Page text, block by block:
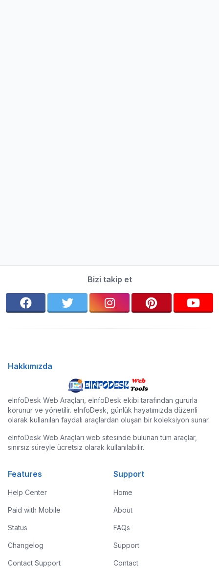
Bizi takip et
Hakkımızda
eInfoDesk Web Araçları, eInfoDesk ekibi tarafından gururla
korunur ve yönetilir. eInfoDesk, günlük hayatımızda düzenli
olarak kullanılan faydalı araçlardan oluşan bir koleksiyon sunar.
eInfoDesk Web Araçları web sitesinde bulunan tüm araçlar,
sınırsız süreyle ücretsiz olarak kullanılabilir.
Features
Help Center
Paid with Mobile
Status
Changelog
Contact Support
Support
Home
About
FAQs
Support
Contact